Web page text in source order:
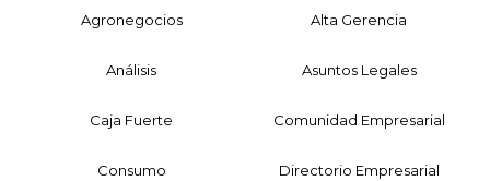
Agronegocios Alta Gerencia
Análisis Asuntos Legales
Caja Fuerte Comunidad Empresarial
Consumo Directorio Empresarial